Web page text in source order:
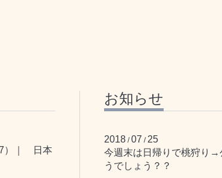
）｜ 日本
お知らせ
2018 /07 / 25
今週末は日帰りで桃狩り
うでしょう？？